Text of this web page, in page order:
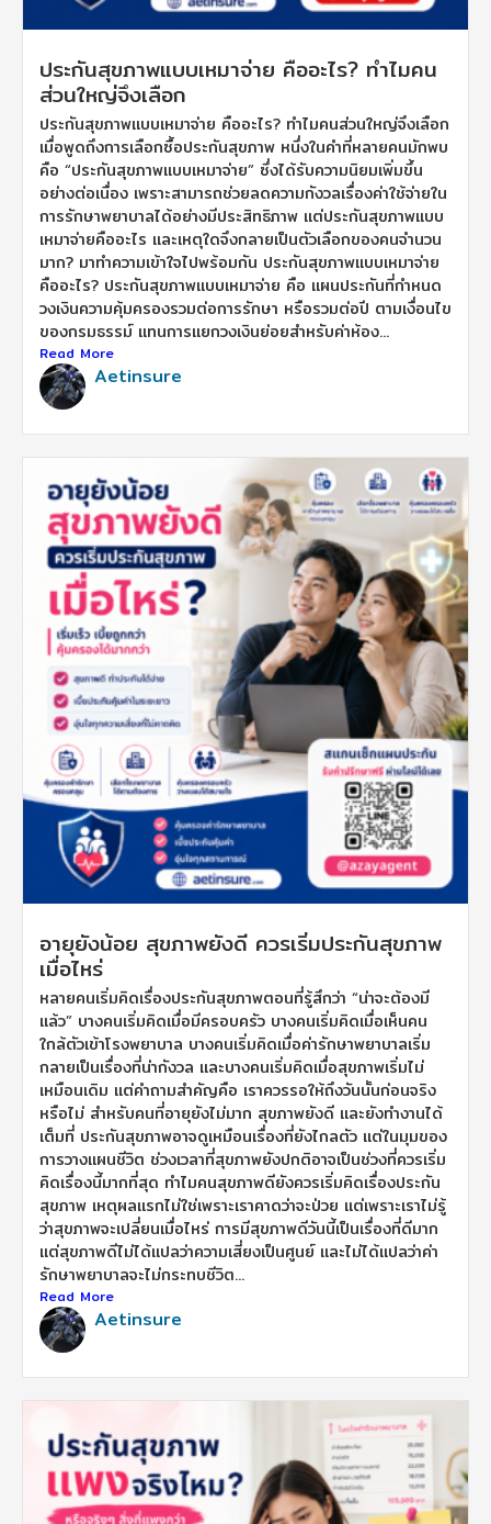
ประกันสุขภาพแบบเหมาจ่าย คืออะไร? ทำไมคน
ส่วนใหญ่จึงเลือก
ประกันสุขภาพแบบเหมาจ่าย คืออะไร? ทำไมคนส่วนใหญ่จึงเลือก
เมื่อพูดถึงการเลือกซื้อประกันสุขภาพ หนึ่งในคำที่หลายคนมักพบ
คือ “ประกันสุขภาพแบบเหมาจ่าย” ซึ่งได้รับความนิยมเพิ่มขึ้น
อย่างต่อเนื่อง เพราะสามารถช่วยลดความกังวลเรื่องค่าใช้จ่ายใน
การรักษาพยาบาลได้อย่างมีประสิทธิภาพ แต่ประกันสุขภาพแบบ
เหมาจ่ายคืออะไร และเหตุใดจึงกลายเป็นตัวเลือกของคนจำนวน
มาก? มาทำความเข้าใจไปพร้อมกัน ประกันสุขภาพแบบเหมาจ่าย
คืออะไร? ประกันสุขภาพแบบเหมาจ่าย คือ แผนประกันที่กำหนด
วงเงินความคุ้มครองรวมต่อการรักษา หรือรวมต่อปี ตามเงื่อนไข
ของกรมธรรม์ แทนการแยกวงเงินย่อยสำหรับค่าห้อง...
Read More
Aetinsure
อายุยังน้อย สุขภาพยังดี ควรเริ่มประกันสุขภาพ
เมื่อไหร่
หลายคนเริ่มคิดเรื่องประกันสุขภาพตอนที่รู้สึกว่า “น่าจะต้องมี
แล้ว” บางคนเริ่มคิดเมื่อมีครอบครัว บางคนเริ่มคิดเมื่อเห็นคน
ใกล้ตัวเข้าโรงพยาบาล บางคนเริ่มคิดเมื่อค่ารักษาพยาบาลเริ่ม
กลายเป็นเรื่องที่น่ากังวล และบางคนเริ่มคิดเมื่อสุขภาพเริ่มไม่
เหมือนเดิม แต่คำถามสำคัญคือ เราควรรอให้ถึงวันนั้นก่อนจริง
หรือไม่ สำหรับคนที่อายุยังไม่มาก สุขภาพยังดี และยังทำงานได้
เต็มที่ ประกันสุขภาพอาจดูเหมือนเรื่องที่ยังไกลตัว แต่ในมุมของ
การวางแผนชีวิต ช่วงเวลาที่สุขภาพยังปกติอาจเป็นช่วงที่ควรเริ่ม
คิดเรื่องนี้มากที่สุด ทำไมคนสุขภาพดียังควรเริ่มคิดเรื่องประกัน
สุขภาพ เหตุผลแรกไม่ใช่เพราะเราคาดว่าจะป่วย แต่เพราะเราไม่รู้
ว่าสุขภาพจะเปลี่ยนเมื่อไหร่ การมีสุขภาพดีวันนี้เป็นเรื่องที่ดีมาก
แต่สุขภาพดีไม่ได้แปลว่าความเสี่ยงเป็นศูนย์ และไม่ได้แปลว่าค่า
รักษาพยาบาลจะไม่กระทบชีวิต...
Read More
Aetinsure